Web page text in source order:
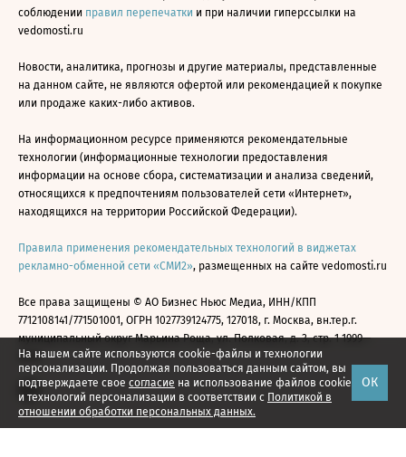
На нашем сайте используются cookie-файлы и технологии
персонализации. Продолжая пользоваться данным сайтом, вы
подтверждаете свое согласие на использование файлов cookie
и технологий персонализации в соответствии с Политикой в
отношении обработки персональных данных.
ОК
соблюдении правил перепечатки и при наличии гиперссылки на
vedomosti.ru
Новости, аналитика, прогнозы и другие материалы, представленные
на данном сайте, не являются офертой или рекомендацией к покупке
или продаже каких-либо активов.
На информационном ресурсе применяются рекомендательные
технологии (информационные технологии предоставления
информации на основе сбора, систематизации и анализа сведений,
относящихся к предпочтениям пользователей сети «Интернет»,
находящихся на территории Российской Федерации).
Правила применения рекомендательных технологий в виджетах
рекламно-обменной сети «СМИ2», размещенных на сайте vedomosti.ru
Все права защищены © АО Бизнес Ньюс Медиа, ИНН/КПП
7712108141/771501001, ОГРН 1027739124775, 127018, г. Москва, вн.тер.г.
муниципальный округ Марьина Роща, ул. Полковая, д. 3, стр. 1 1999—
2026